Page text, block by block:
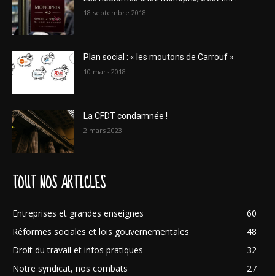
18 septembre 2018
Plan social : « les moutons de Carrouf »
10 mars 2018
La CFDT condamnée !
2 mars 2023
TOUT NOS ARTICLES
Entreprises et grandes enseignes
60
Réformes sociales et lois gouvernementales
48
Droit du travail et infos pratiques
32
Notre syndicat, nos combats
27